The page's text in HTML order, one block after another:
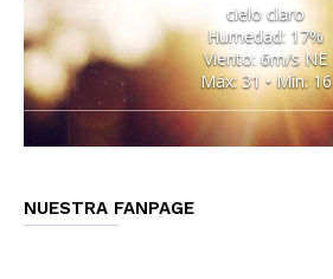
cielo claro
Humedad: 17%
Viento: 6m/s NE
Máx: 31 • Mín: 16
NUESTRA FANPAGE